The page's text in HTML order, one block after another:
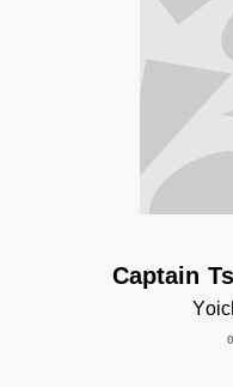
Captain